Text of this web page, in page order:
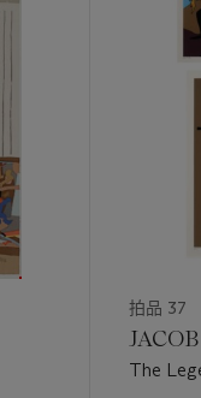
拍品 37
The